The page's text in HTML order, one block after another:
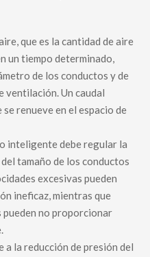
que es la cantidad de aire
un tiempo determinado,
de los conductos y de
ventilación. Un caudal
renueve en el espacio de
inteligente debe regular la
tamaño de los conductos
excesivas pueden
ineficaz, mientras que
pueden no proporcionar
a la reducción de presión del